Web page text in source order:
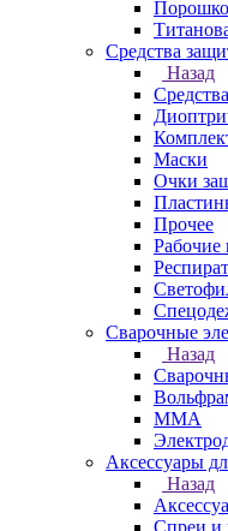
Средства
Назад
Маски
Очки
Прочее
Рабочие
Сварочные
Назад
ММА
Аксессуары
Назад
Спреи и